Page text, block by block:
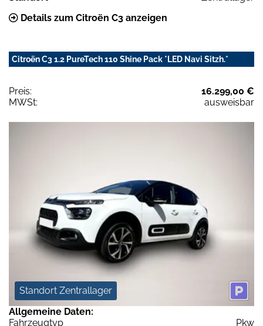
Details zum Citroën C3 anzeigen
Citroën C3 1.2 PureTech 110 Shine Pack *LED Navi Sitzh.*
Preis:
16.299,00 €
MWSt:
ausweisbar
Standort Zentrallager
Allgemeine Daten:
Fahrzeugtyp
Pkw